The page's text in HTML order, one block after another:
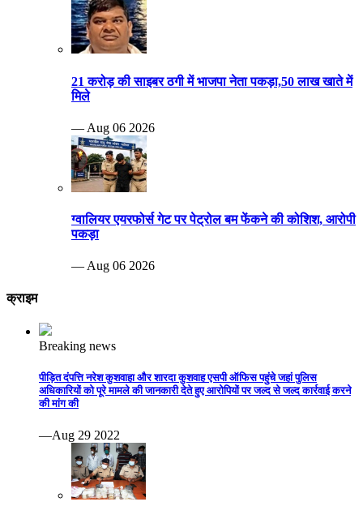
21 करोड़ की साइबर ठगी में भाजपा नेता पकड़ा,50 लाख खाते में
मिले
— Aug 06 2026
ग्वालियर एयरफोर्स गेट पर पेट्रोल बम फेंकने की कोशिश, आरोपी
पकड़ा
— Aug 06 2026
क्राइम
Breaking news
पीड़ित दंपत्ति नरेश कुशवाहा और शारदा कुशवाह एसपी ऑफिस पहुंचे जहां पुलिस
अधिकारियों को पूरे मामले की जानकारी देते हुए आरोपियों पर जल्द से जल्द कार्रवाई करने
की मांग की
—Aug 29 2022